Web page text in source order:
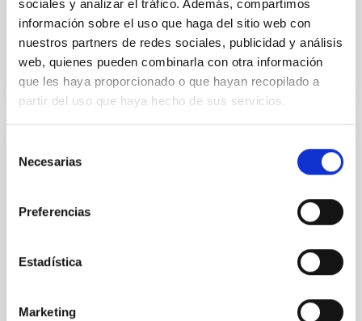
sociales y analizar el tráfico. Además, compartimos
información sobre el uso que haga del sitio web con
nuestros partners de redes sociales, publicidad y análisis
web, quienes pueden combinarla con otra información
que les haya proporcionado o que hayan recopilado a
partir del uso que haya hecho de sus servicios.
Necesarias
Preferencias
Estadística
Marketing
BIBCODE 2026RNAAS..10..143A
NÚMERO DE CITAS 0
attention, the specific effects of active galactic nuclei
unexplored. This study aims to fill this gap by